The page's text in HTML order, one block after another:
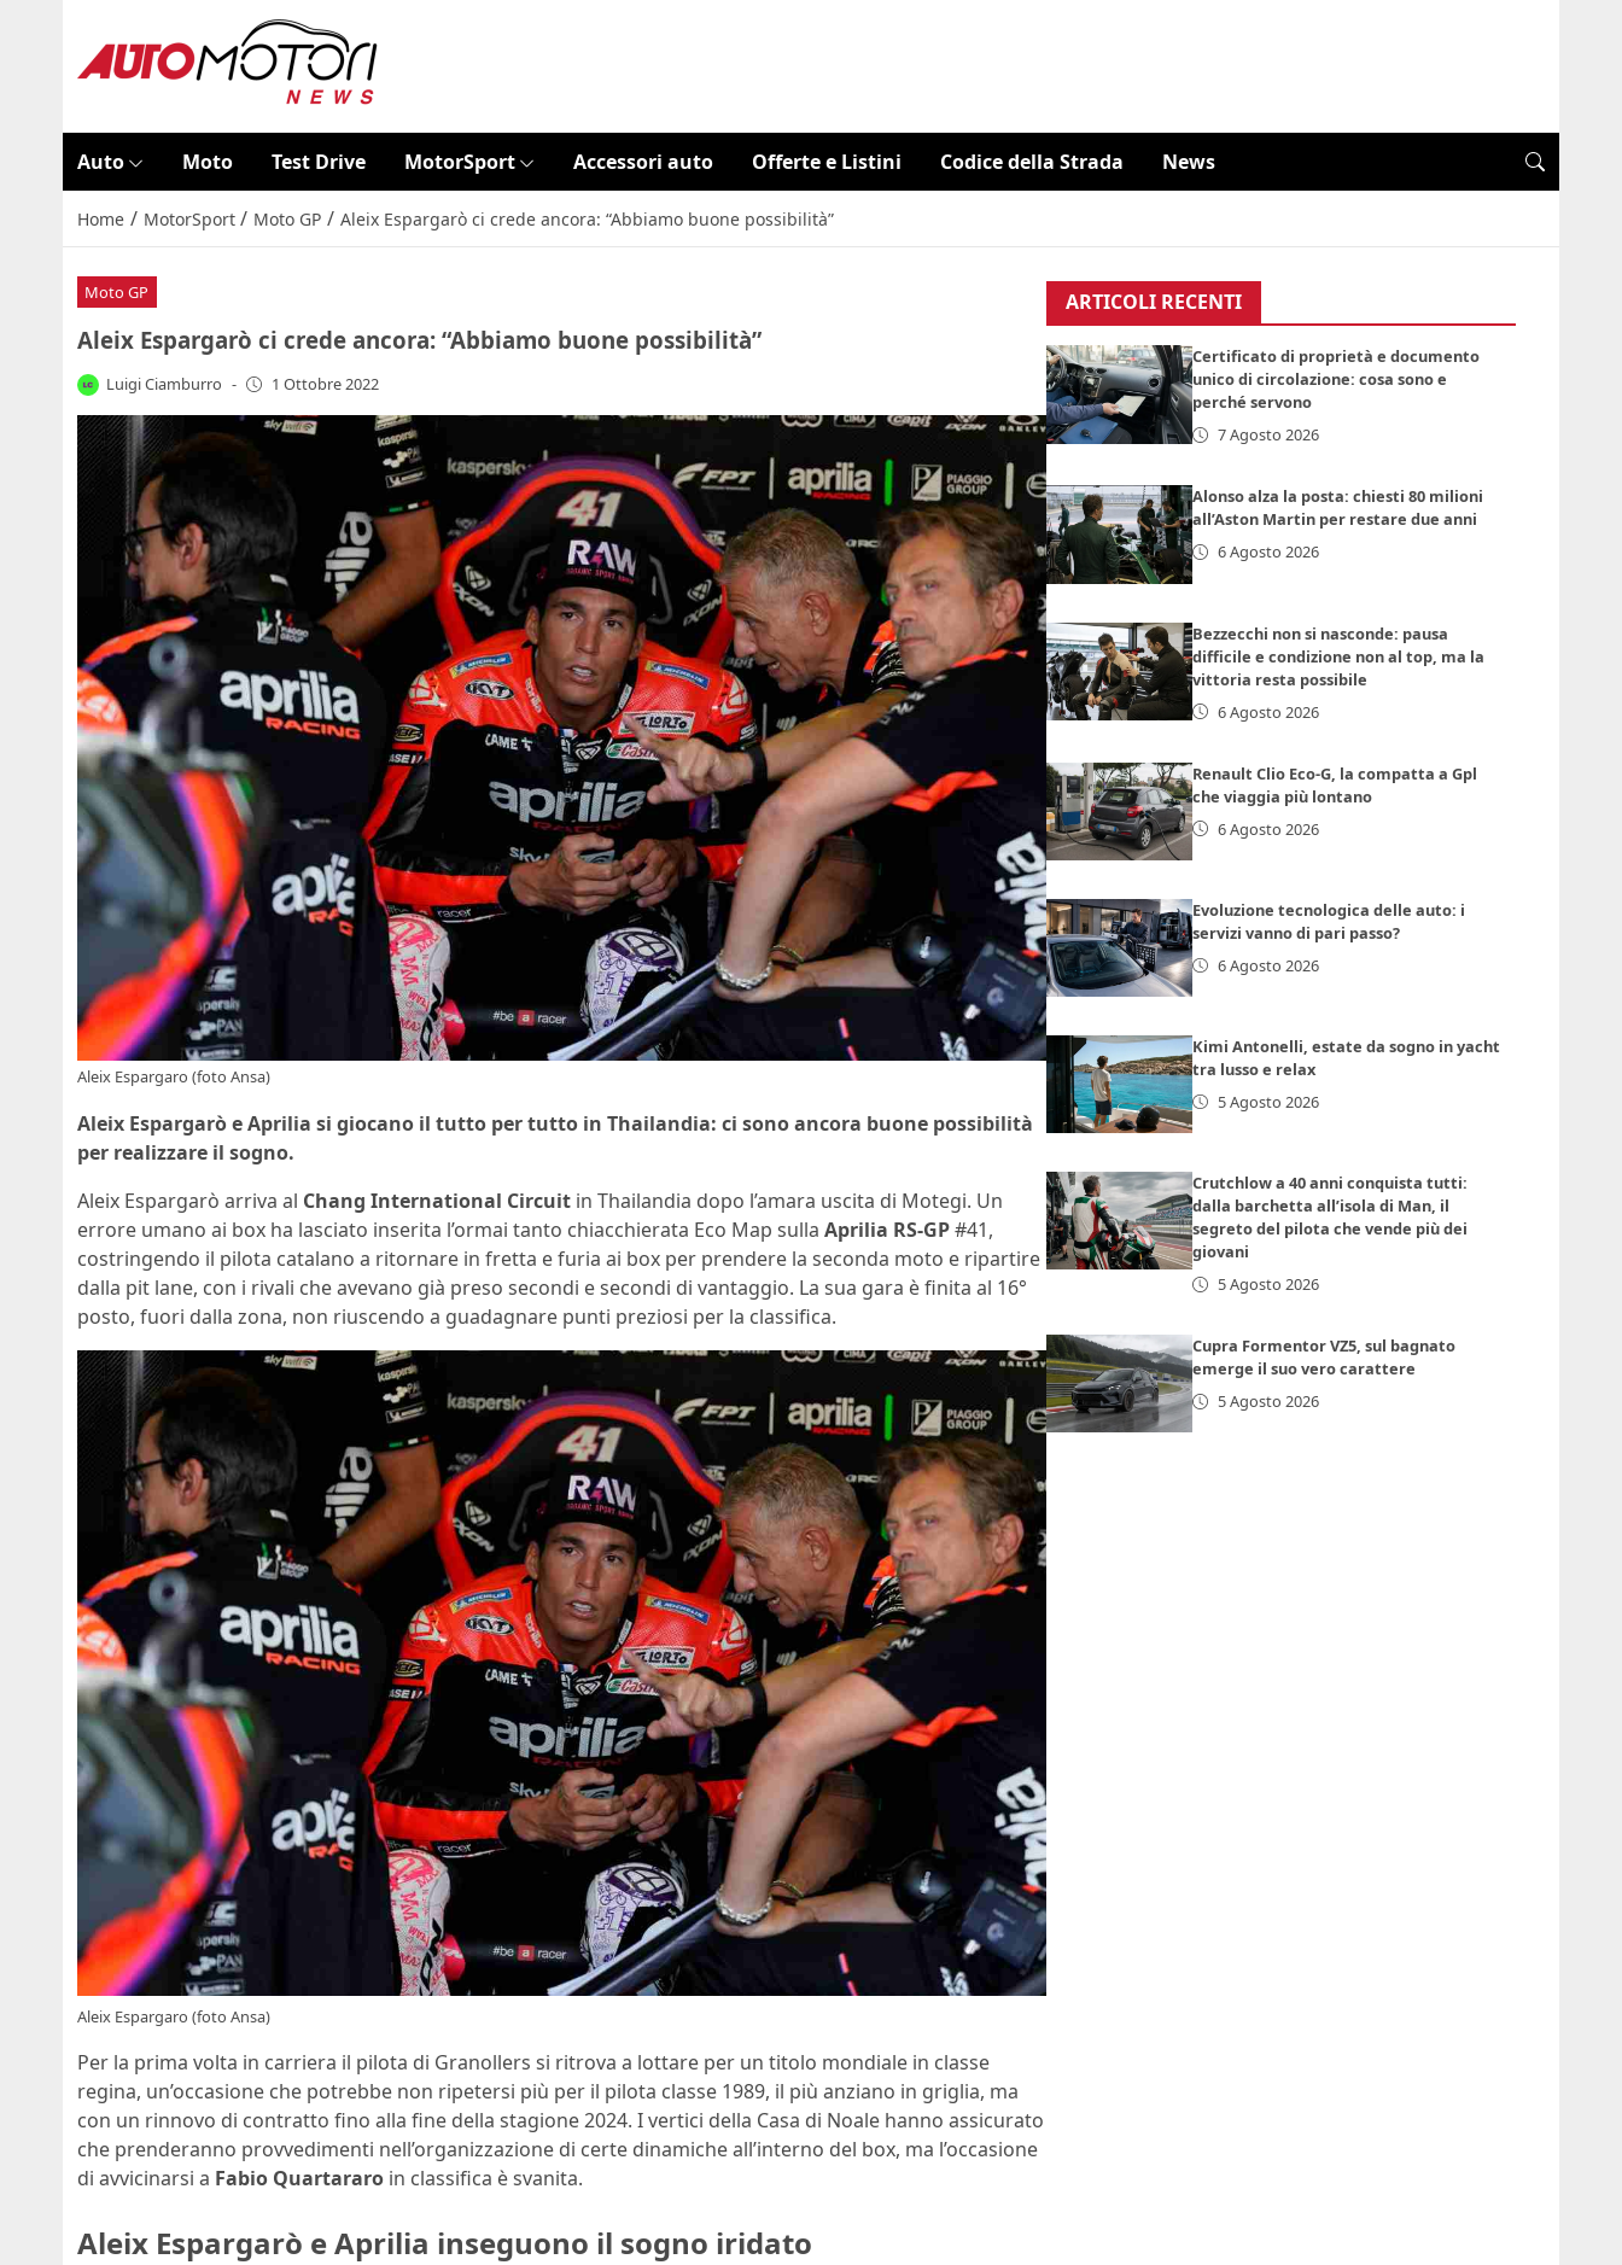
Auto Moto Test Drive MotorSport Accessori auto Offerte e Listini Codice della Strada News
Home / MotorSport / Moto GP / Aleix Espargarò ci crede ancora: “Abbiamo buone possibilità”
Moto GP
Aleix Espargarò ci crede ancora: “Abbiamo buone possibilità”
Luigi Ciamburro - 1 Ottobre 2022
Aleix Espargaro (foto Ansa)
Aleix Espargarò e Aprilia si giocano il tutto per tutto in Thailandia: ci sono ancora buone possibilità
per realizzare il sogno.
Aleix Espargarò arriva al Chang International Circuit in Thailandia dopo l’amara uscita di Motegi. Un
errore umano ai box ha lasciato inserita l’ormai tanto chiacchierata Eco Map sulla Aprilia RS-GP#41,
costringendo il pilota catalano a ritornare in fretta e furia ai box per prendere la seconda moto e ripartire
dalla pit lane, con i rivali che avevano già preso secondi e secondi di vantaggio. La sua gara è finita al 16°
posto, fuori dalla zona, non riuscendo a guadagnare punti preziosi per la classifica.
Aleix Espargaro (foto Ansa)
Per la prima volta in carriera il pilota di Granollers si ritrova a lottare per un titolo mondiale in classe
regina, un’occasione che potrebbe non ripetersi più per il pilota classe 1989, il più anziano in griglia, ma
con un rinnovo di contratto fino alla fine della stagione 2024. I vertici della Casa di Noale hanno assicurato
che prenderanno provvedimenti nell’organizzazione di certe dinamiche all’interno del box, ma l’occasione
di avvicinarsi a Fabio Quartararo in classifica è svanita.
Aleix Espargarò e Aprilia inseguono il sogno iridato
ARTICOLI RECENTI
Certificato di proprietà e documento
unico di circolazione: cosa sono e
perché servono
7 Agosto 2026
Alonso alza la posta: chiesti 80 milioni
all’Aston Martin per restare due anni
6 Agosto 2026
Bezzecchi non si nasconde: pausa
difficile e condizione non al top, ma la
vittoria resta possibile
6 Agosto 2026
Renault Clio Eco-G, la compatta a Gpl
che viaggia più lontano
6 Agosto 2026
Evoluzione tecnologica delle auto: i
servizi vanno di pari passo?
6 Agosto 2026
Kimi Antonelli, estate da sogno in yacht
tra lusso e relax
5 Agosto 2026
Crutchlow a 40 anni conquista tutti:
dalla barchetta all’isola di Man, il
segreto del pilota che vende più dei
giovani
5 Agosto 2026
Cupra Formentor VZ5, sul bagnato
emerge il suo vero carattere
5 Agosto 2026